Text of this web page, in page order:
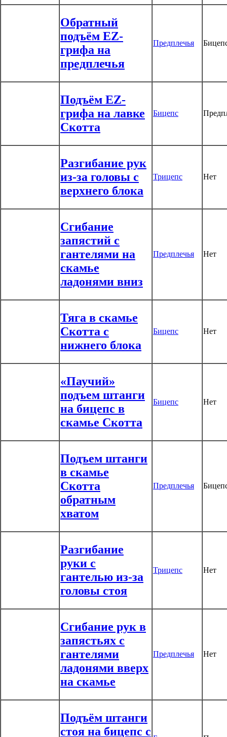
Обратный
подъём EZ-
грифа на
предплечья
Предплечья
Подъём EZ-
грифа на лавке
Скотта
Бицепс
Разгибание рук
из-за головы с
верхнего блока
Трицепс Нет
Сгибание
запястий с
гантелями на
скамье
ладонями вниз
Предплечья Нет
Тяга в скамье
Скотта с
нижнего блока
Бицепс Нет
«Паучий»
подъем штанги
на бицепс в
скамье Скотта
Бицепс Нет
Подъем штанги
в скамье
Скотта
обратным
хватом
Предплечья
Разгибание
руки с
гантелью из-за
головы стоя
Трицепс Нет
Сгибание рук в
запястьях с
гантелями
ладонями вверх
на скамье
Предплечья Нет
Подъём штанги
стоя на бицепс с